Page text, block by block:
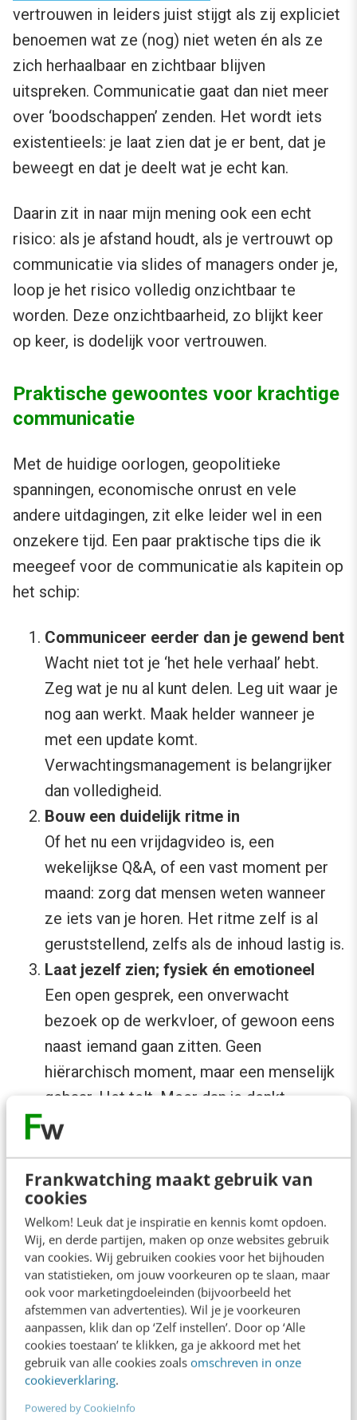
Frankwatching maakt gebruik van
cookies
Welkom! Leuk dat je inspiratie en kennis komt opdoen.
Wij, en derde partijen, maken op onze websites gebruik
van cookies. Wij gebruiken cookies voor het bijhouden
van statistieken, om jouw voorkeuren op te slaan, maar
ook voor marketingdoeleinden (bijvoorbeeld het
afstemmen van advertenties). Wil je je voorkeuren
aanpassen, klik dan op ‘Zelf instellen’. Door op ‘Alle
cookies toestaan’ te klikken, ga je akkoord met het
gebruik van alle cookies zoals omschreven in onze
cookieverklaring.
Powered by CookieInfo
vertrouwen in leiders juist stijgt als zij expliciet
benoemen wat ze (nog) niet weten én als ze
zich herhaalbaar en zichtbaar blijven
uitspreken. Communicatie gaat dan niet meer
over ‘boodschappen’ zenden. Het wordt iets
existentieels: je laat zien dat je er bent, dat je
beweegt en dat je deelt wat je echt kan.
Daarin zit in naar mijn mening ook een echt
risico: als je afstand houdt, als je vertrouwt op
communicatie via slides of managers onder je,
loop je het risico volledig onzichtbaar te
worden. Deze onzichtbaarheid, zo blijkt keer
op keer, is dodelijk voor vertrouwen.
Praktische gewoontes voor krachtige
communicatie
Met de huidige oorlogen, geopolitieke
spanningen, economische onrust en vele
andere uitdagingen, zit elke leider wel in een
onzekere tijd. Een paar praktische tips die ik
meegeef voor de communicatie als kapitein op
het schip:
Communiceer eerder dan je gewend bent
Wacht niet tot je ‘het hele verhaal’ hebt.
Zeg wat je nu al kunt delen. Leg uit waar je
nog aan werkt. Maak helder wanneer je
met een update komt.
Verwachtingsmanagement is belangrijker
dan volledigheid.
Bouw een duidelijk ritme in
Of het nu een vrijdagvideo is, een
wekelijkse Q&A, of een vast moment per
maand: zorg dat mensen weten wanneer
ze iets van je horen. Het ritme zelf is al
geruststellend, zelfs als de inhoud lastig is.
Laat jezelf zien; fysiek én emotioneel
Een open gesprek, een onverwacht
bezoek op de werkvloer, of gewoon eens
naast iemand gaan zitten. Geen
hiërarchisch moment, maar een menselijk
gebaar. Het telt. Meer dan je denkt.
Benoem wat anderen voelen
spanning is. “Ik zie dat dit raakt.” Of: “Ik
merk dat er vragen leven.” Daarmee erken
je de ander. Deze erkenning is de
brandstof van vertrouwen.
Blijf ‘waarom’ herhalen
In onzekere tijden is er één anker: de
bedoeling. Waar doen we dit voor? Wie
zijn we voor onze klanten, voor elkaar,
voor de samenleving? Als je dat blijft
herhalen, ontstaat er richting, ook als het